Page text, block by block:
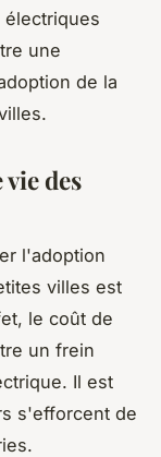
électriques
une
de la
des
l'adoption
villes est
le coût de
un frein
Il est
s'efforcent de